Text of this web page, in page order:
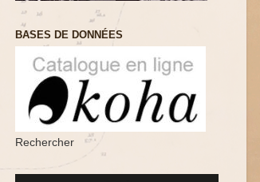
BASES DE DONNÉES
Rechercher